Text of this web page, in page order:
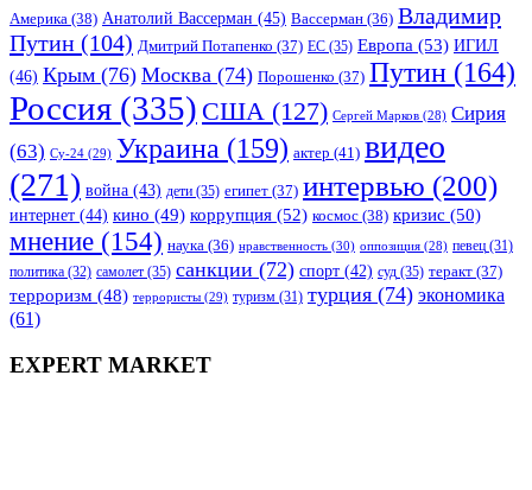
Америка (38) Анатолий Вассерман (45) Вассерман (36) Владимир
Путин (104) Дмитрий Потапенко (37) ЕС (35) Европа (53) ИГИЛ
(46) Крым (76) Москва (74) Порошенко (37) Путин (164)
Россия (335) США (127) Сергей Марков (28) Сирия
(63) Су-24 (29) Украина (159) актер (41) видео
(271) война (43) дети (35) египет (37) интервью (200)
интернет (44) кино (49) коррупция (52) космос (38) кризис (50)
мнение (154) наука (36) нравственность (30) оппозиция (28) певец (31)
политика (32) самолет (35) санкции (72) спорт (42) суд (35) теракт (37)
терроризм (48) террористы (29) туризм (31) турция (74) экономика
(61)
EXPERT MARKET